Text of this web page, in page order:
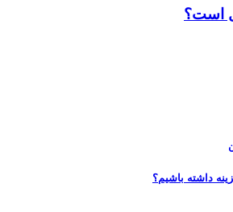
است؟
داشته باشیم؟